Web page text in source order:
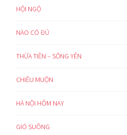
HỘI NGỘ
NÀO CÓ ĐỦ
THỪA TIỀN – SỐNG YÊN
CHIỀU MUỘN
HÀ NỘI HÔM NAY
GIÓ SUÔNG